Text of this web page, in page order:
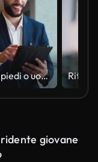
Ufficio, a piedi o uomo d'affari con tablet per report, informazioni finanziarie o aggiornamento economico. Lobby, dipendente di sesso maschile o consulente finanziario con sorriso per l'investment banking, la ricerca o la revisione online
giovane